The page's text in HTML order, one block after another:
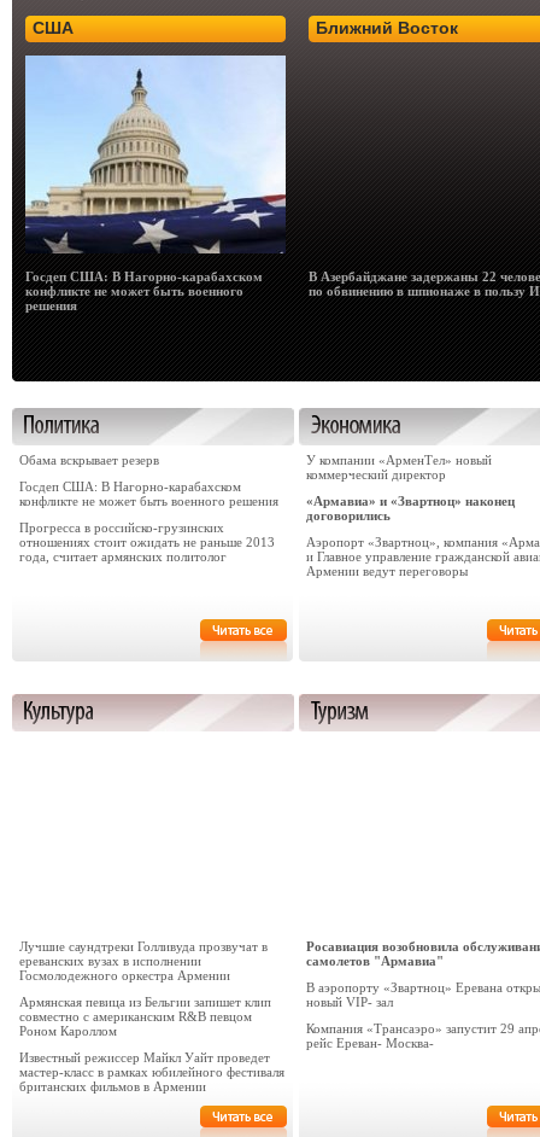
США
Госдеп США: В Нагорно-карабахском
конфликте не может быть военного
решения
Ближний Восток
В Азербайджане задержаны 22
по обвинению в шпионаже в пользу
Обама вскрывает резерв
Госдеп США: В Нагорно-карабахском
конфликте не может быть военного решения
Прогресса в российско-грузинских
отношениях стоит ожидать не раньше 2013
года, считает армянских политолог
У компании «АрменТел» новый
коммерческий директор
«Армавиа» и «Звартноц» наконец
договорились
Аэропорт «Звартноц», компания
и Главное управление гражданской
Армении ведут переговоры
Лучшие саундтреки Голливуда прозвучат в
ереванских вузах в исполнении
Госмолодежного оркестра Армении
Армянская певица из Бельгии запишет клип
совместно с американским R&B певцом
Роном Кароллом
Известный режиссер Майкл Уайт проведет
мастер-класс в рамках юбилейного фестиваля
британских фильмов в Армении
Росавиация возобновила
самолетов "Армавиа"
В аэропорту «Звартноц» Еревана
новый VIP- зал
Компания «Трансаэро» запустит 29
рейс Ереван- Москва-